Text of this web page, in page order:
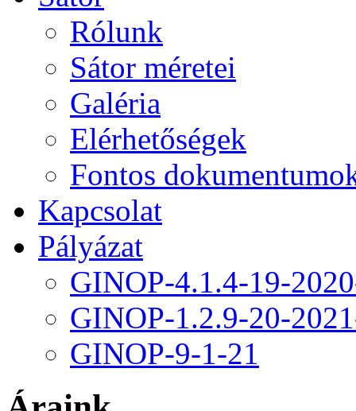
Rólunk
Sátor méretei
Galéria
Elérhetőségek
Fontos
Kapcsolat
Pályázat
GINOP-4.1.4-19-
GINOP-1.2.9-20-
GINOP-9-1-21